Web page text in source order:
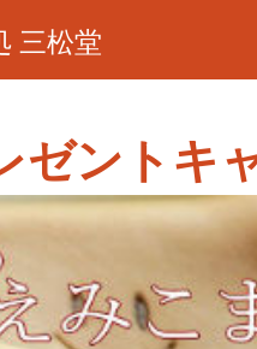
三松堂
ゼントキ